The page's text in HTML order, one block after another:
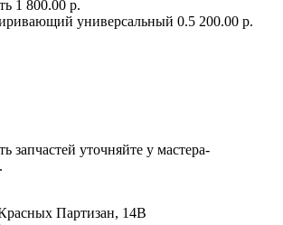
1 800.00 р.
универсальный 0.5 200.00 р.
запчастей уточняйте у мастера-
Партизан, 14В